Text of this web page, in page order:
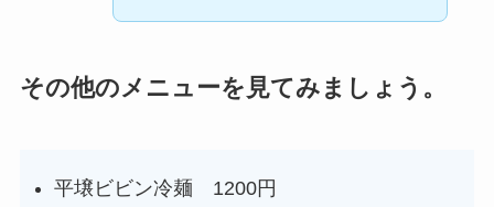
その他のメニューを見てみましょう。
平壌ビビン冷麺 1200円